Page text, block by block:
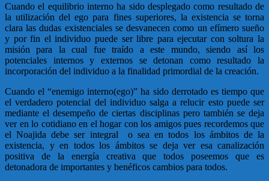
Cuando el equilibrio interno ha sido desplegado como resultado de
la utilización del ego para fines superiores, la existencia se torna
clara las dudas existenciales se desvanecen como un efímero sueño
y por fin el individuo puede ser libre para ejecutar con soltura la
misión para la cual fue traído a este mundo, siendo así los
potenciales internos y externos se detonan como resultado la
incorporación del individuo a la finalidad primordial de la creación.
Cuando el “enemigo interno(ego)” ha sido derrotado es tiempo que
el verdadero potencial del individuo salga a relucir esto puede ser
mediante el desempeño de ciertas disciplinas pero también se deja
ver en lo cotidiano en el hogar con los amigos pues recordemos que
el Noajida debe ser integral o sea en todos los ámbitos de la
existencia, y en todos los ámbitos se deja ver esa canalización
positiva de la energía creativa que todos poseemos que es
detonadora de importantes y benéficos cambios para todos.